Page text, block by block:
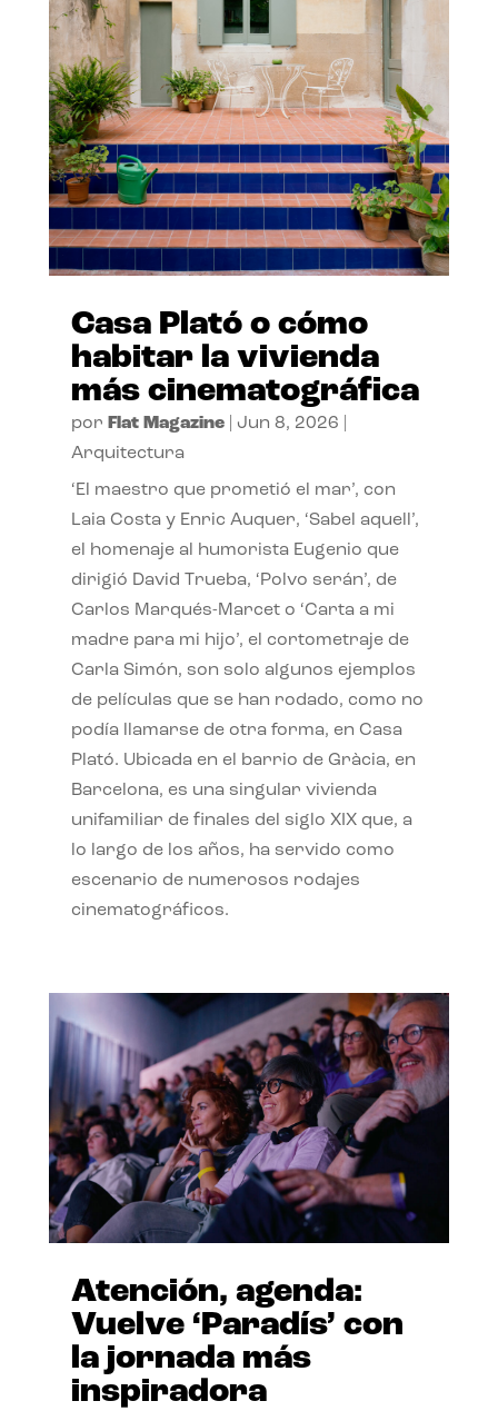
Casa Plató o cómo
habitar la vivienda
más cinematográfica
por Flat Magazine| Jun 8, 2026
Arquitectura
‘El maestro que prometió el mar’, con
Laia Costa y Enric Auquer, ‘Sabel aquell’,
el homenaje al humorista Eugenio que
dirigió David Trueba, ‘Polvo serán’, de
Carlos Marqués-Marcet o ‘Carta a mi
madre para mi hijo’, el cortometraje de
Carla Simón, son solo algunos ejemplos
de películas que se han rodado, como no
podía llamarse de otra forma, en Casa
Plató. Ubicada en el barrio de Gràcia, en
Barcelona, es una singular vivienda
unifamiliar de finales del siglo XIX que, a
lo largo de los años, ha servido como
escenario de numerosos rodajes
cinematográficos.
Atención, agenda:
Vuelve ‘Paradís’ con
la jornada más
inspiradora